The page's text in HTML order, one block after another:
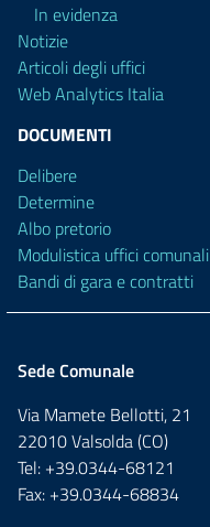
In evidenza
Notizie
Articoli degli uffici
Web Analytics Italia
DOCUMENTI
Delibere
Determine
Albo pretorio
Modulistica uffici comunali
Bandi di gara e contratti
Sede Comunale
Via Mamete Bellotti, 21
22010 Valsolda (CO)
Tel: +39.0344-68121
Fax: +39.0344-68834